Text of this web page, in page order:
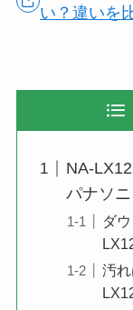
い？違いを
NA-
パナソ
ダ
汚